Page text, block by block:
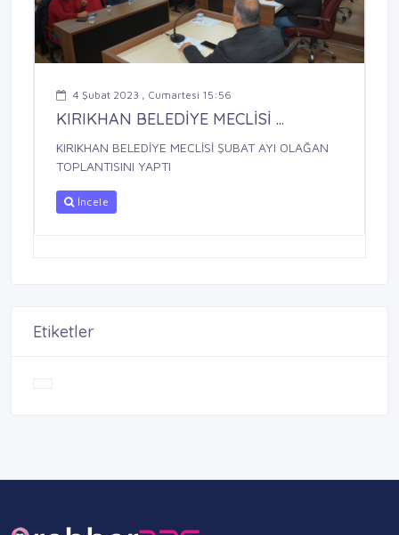
4 Şubat 2023 , Cumartesi 15:56
KIRIKHAN BELEDİYE MECLİSİ ...
KIRIKHAN BELEDİYE MECLİSİ ŞUBAT AYI OLAĞAN
TOPLANTISINI YAPTI
İncele
Etiketler